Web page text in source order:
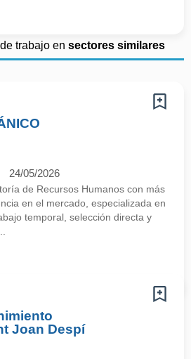
trabajo en sectores similares
24/05/2026
de Recursos Humanos con más
en el mercado, especializada en
temporal, selección directa y
Joan Despí